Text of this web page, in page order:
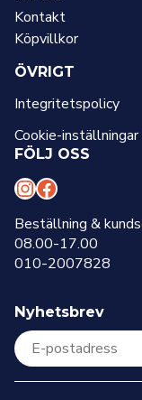
Kontakt
Köpvillkor
ÖVRIGT
Integritetspolicy
Cookie-inställningar
FÖLJ OSS
I
n
s
t
a
g
r
a
F
a
c
e
b
o
o
k
Beställning &
08.00-17.00
010-2007828
Nyhetsbrev